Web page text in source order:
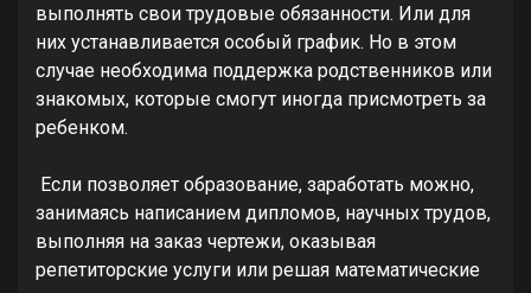
выполнять свои трудовые обязанности. Или для
них устанавливается особый график. Но в этом
случае необходима поддержка родственников или
знакомых, которые смогут иногда присмотреть за
ребенком.
Если позволяет образование, заработать можно,
занимаясь написанием дипломов, научных трудов,
выполняя на заказ чертежи, оказывая
репетиторские услуги или решая математические